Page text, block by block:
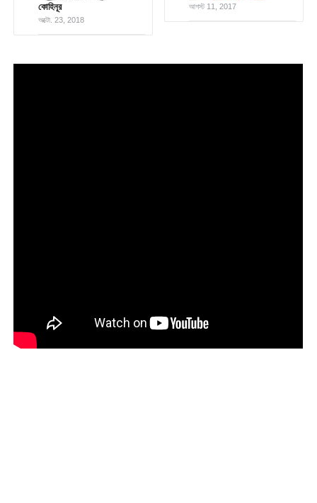
কোহিনূর
অক্টো. 23, 2018
আগস্ট 11, 2017